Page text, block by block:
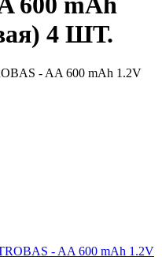
4 ШТ.
- AA 600 mAh 1.2V